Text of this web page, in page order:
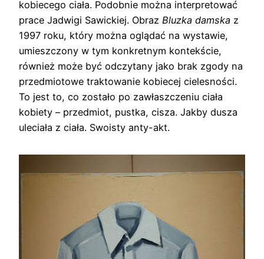
kobiecego ciała. Podobnie można interpretować
prace Jadwigi Sawickiej. Obraz Bluzka damska z
1997 roku, który można oglądać na wystawie,
umieszczony w tym konkretnym kontekście,
również może być odczytany jako brak zgody na
przedmiotowe traktowanie kobiecej cielesności.
To jest to, co zostało po zawłaszczeniu ciała
kobiety – przedmiot, pustka, cisza. Jakby dusza
uleciała z ciała. Swoisty anty-akt.